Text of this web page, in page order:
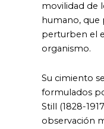
movilidad de
humano, que
perturben el
organismo.
Su cimiento
formulados
Still (1828-
observación